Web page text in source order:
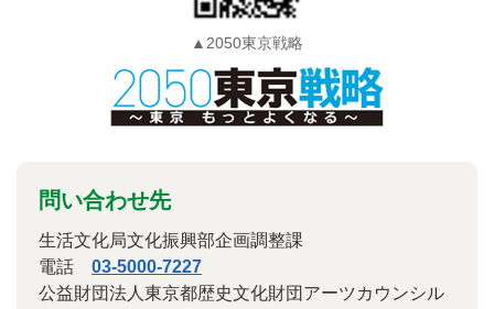
▲2050東京戦略
問い合わせ先
生活文化局文化振興部企画調整課
電話 03-5000-7227
公益財団法人東京都歴史文化財団アーツカウンシル